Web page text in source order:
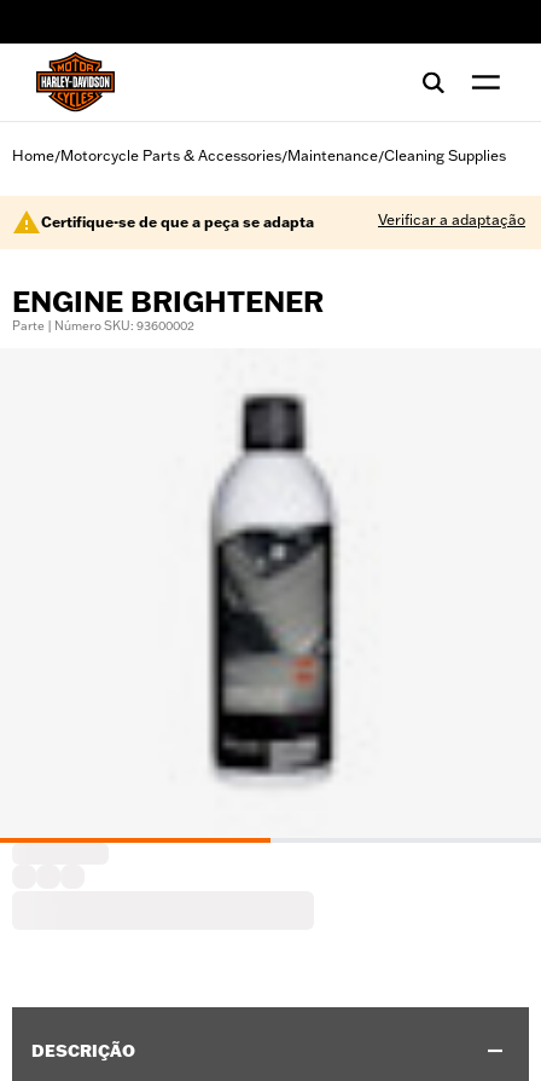
Home/Motorcycle Parts & Accessories/Maintenance/Cleaning Supplies
Certifique-se de que a peça se adapta Verificar a adaptação
ENGINE BRIGHTENER
Parte | Número SKU: 93600002
DESCRIÇÃO